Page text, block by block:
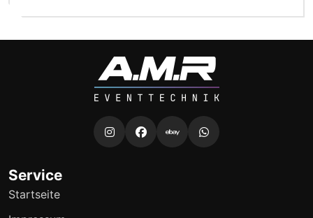
Service
Startseite